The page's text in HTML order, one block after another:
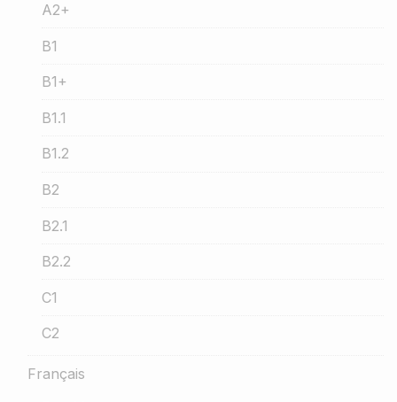
A2+
B1
B1+
B1.1
B1.2
B2
B2.1
B2.2
C1
C2
Français